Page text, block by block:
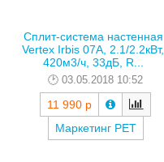
Сплит-система настенная
Vertex Irbis 07A, 2.1/2.2кВт,
420м3/ч, 33дБ, R...
03.05.2018 10:52
11 990 р
Маркетинг РЕТ